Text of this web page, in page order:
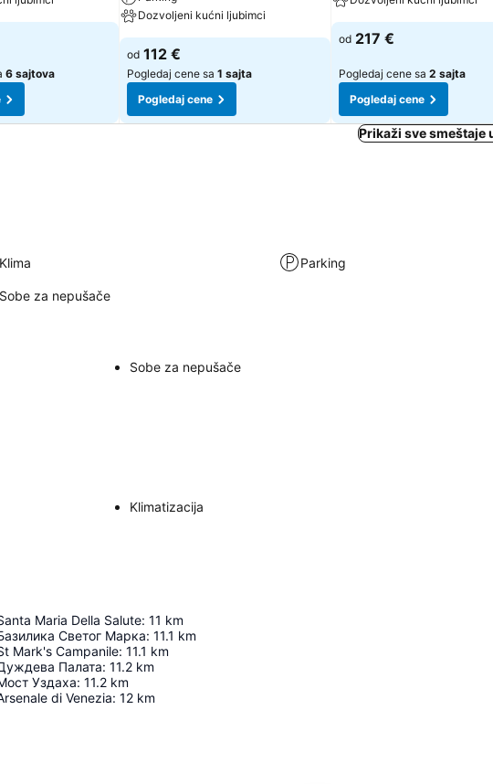
6 sajtova
Dozvoljeni kućni ljubimci
od 112 €
Pogledaj cene sa 1 sajta
Pogledaj cene
od 217 €
Pogledaj cene sa 2 sajta
Pogledaj cene
Prikaži sve smeštaje
Klima Parking
Sobe za nepušače
Sobe za nepušače
Klimatizacija
Maria Della Salute: 11 km
Светог Марка: 11.1 km
Mark's Campanile: 11.1 km
Палата: 11.2 km
Уздаха: 11.2 km
di Venezia: 12 km